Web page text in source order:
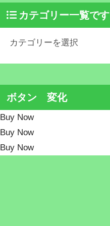
カテゴリー一覧です
ボタン 変化
Buy Now
Buy Now
Buy Now